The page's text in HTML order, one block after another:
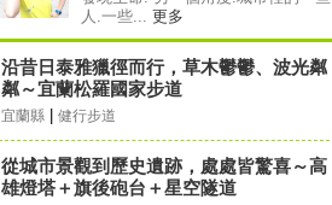
人.一些... 更多
沿昔日泰雅獵徑而行，草木鬱鬱、波光粼
粼～宜蘭松羅國家步道
宜蘭縣 健行步道
從城市景觀到歷史遺跡，處處皆驚喜～高
雄燈塔＋旗後砲台＋星空隧道